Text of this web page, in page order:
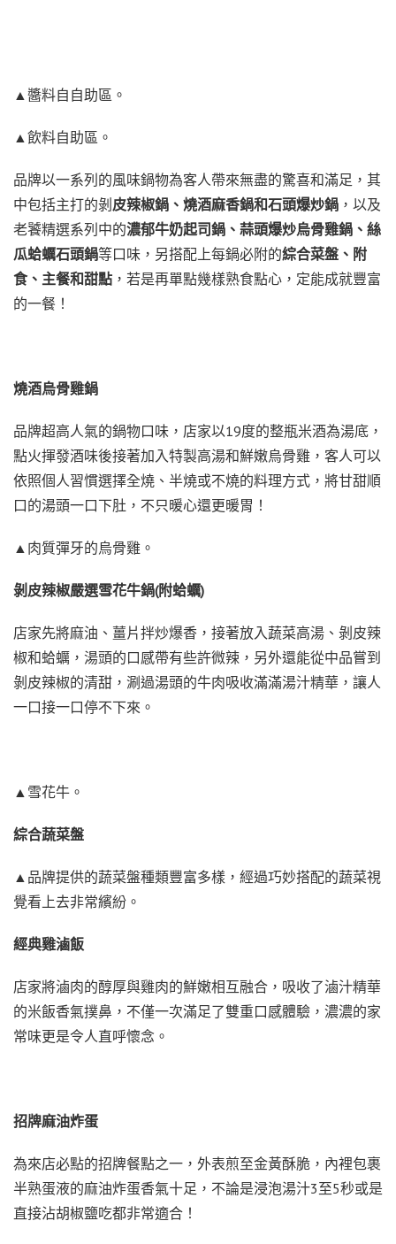
▲醬料自自助區。
▲飲料自助區。
品牌以一系列的風味鍋物為客人帶來無盡的驚喜和滿足，其
中包括主打的剝 皮辣椒鍋、燒酒麻香鍋和石頭爆炒鍋 ，以及
老饕精選系列中的濃郁牛奶起司鍋、蒜頭爆炒烏骨雞鍋、絲
瓜蛤蠣石頭鍋等口味，另搭配上每鍋必附的綜合菜盤、附
食、主餐和甜點 ，若是再單點幾樣熟食點心，定能成就豐富
的一餐！
燒酒烏骨雞鍋
品牌超高人氣的鍋物口味，店家以19度的整瓶米酒為湯底，
點火揮發酒味後接著加入特製高湯和鮮嫩烏骨雞，客人可以
依照個人習慣選擇全燒、半燒或不燒的料理方式，將甘甜順
口的湯頭一口下肚，不只暖心還更暖胃！
▲肉質彈牙的烏骨雞。
剝皮辣椒嚴選雪花牛鍋(附蛤蠣)
店家先將麻油、薑片拌炒爆香，接著放入蔬菜高湯、剝皮辣
椒和蛤蠣，湯頭的口感帶有些許微辣，另外還能從中品嘗到
剝皮辣椒的清甜，涮過湯頭的牛肉吸收滿滿湯汁精華，讓人
一口接一口停不下來。
▲雪花牛。
綜合蔬菜盤
▲品牌提供的蔬菜盤種類豐富多樣，經過巧妙搭配的蔬菜視
覺看上去非常繽紛。
經典雞滷飯
店家將滷肉的醇厚與雞肉的鮮嫩相互融合，吸收了滷汁精華
的米飯香氣撲鼻，不僅一次滿足了雙重口感體驗，濃濃的家
常味更是令人直呼懷念。
招牌麻油炸蛋
為來店必點的招牌餐點之一，外表煎至金黃酥脆，內裡包裹
半熟蛋液的麻油炸蛋香氣十足，不論是浸泡湯汁3至5秒或是
直接沾胡椒鹽吃都非常適合！